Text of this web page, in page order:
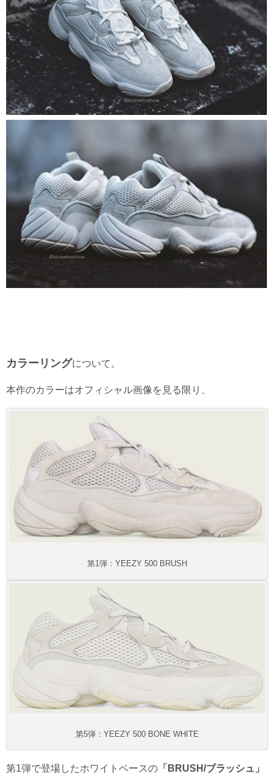
カラーリングについて。
本作のカラーはオフィシャル画像を見る限り、
第1弾：YEEZY 500 BRUSH
第5弾：YEEZY 500 BONE WHITE
第1弾で登場したホワイトベースの 「BRUSH/ブラッシュ」